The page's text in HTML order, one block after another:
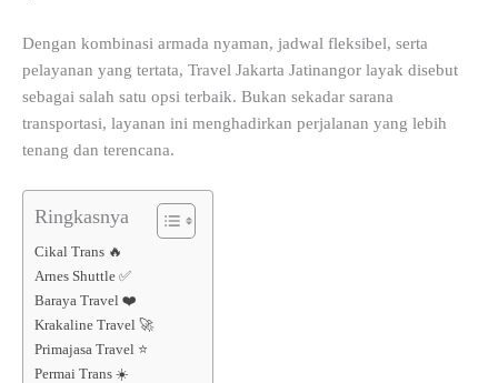
Dengan kombinasi armada nyaman, jadwal fleksibel, serta
pelayanan yang tertata, Travel Jakarta Jatinangor layak disebut
sebagai salah satu opsi terbaik. Bukan sekadar sarana
transportasi, layanan ini menghadirkan perjalanan yang lebih
tenang dan terencana.
Ringkasnya
Cikal Trans 🔥
Arnes Shuttle ✅
Baraya Travel ❤️
Krakaline Travel 🚀
Primajasa Travel ⭐
Permai Trans ☀️